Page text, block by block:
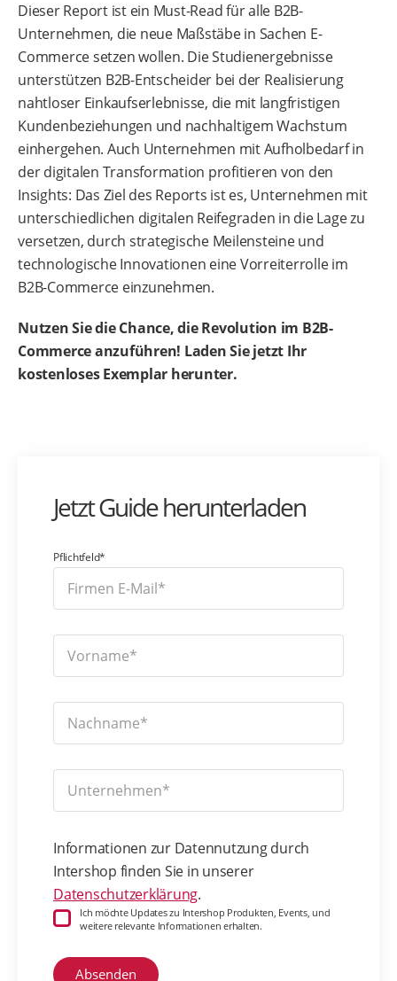
Dieser Report ist ein Must-Read für alle B2B-
Unternehmen, die neue Maßstäbe in Sachen E-
Commerce setzen wollen. Die Studienergebnisse
unterstützen B2B-Entscheider bei der Realisierung
nahtloser Einkaufserlebnisse, die mit langfristigen
Kundenbeziehungen und nachhaltigem Wachstum
einhergehen. Auch Unternehmen mit Aufholbedarf in
der digitalen Transformation profitieren von den
Insights: Das Ziel des Reports ist es, Unternehmen mit
unterschiedlichen digitalen Reifegraden in die Lage zu
versetzen, durch strategische Meilensteine und
technologische Innovationen eine Vorreiterrolle im
B2B-Commerce einzunehmen.
Nutzen Sie die Chance, die Revolution im B2B-
Commerce anzuführen! Laden Sie jetzt Ihr
kostenloses Exemplar herunter.
Jetzt Guide herunterladen
Pflichtfeld*
Informationen zur Datennutzung durch
Intershop finden Sie in unserer
Datenschutzerklärung.
Ich möchte Updates zu Intershop Produkten, Events, und
weitere relevante Informationen erhalten.